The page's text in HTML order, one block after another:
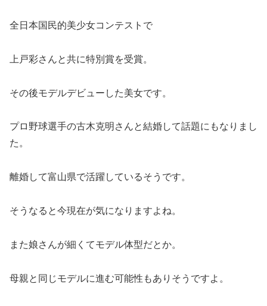
全日本国民的美少女コンテストで
上戸彩さんと共に特別賞を受賞。
その後モデルデビューした美女です。
プロ野球選手の古木克明さんと結婚して話題にもなりまし
た。
離婚して富山県で活躍しているそうです。
そうなると今現在が気になりますよね。
また娘さんが細くてモデル体型だとか。
母親と同じモデルに進む可能性もありそうですよ。